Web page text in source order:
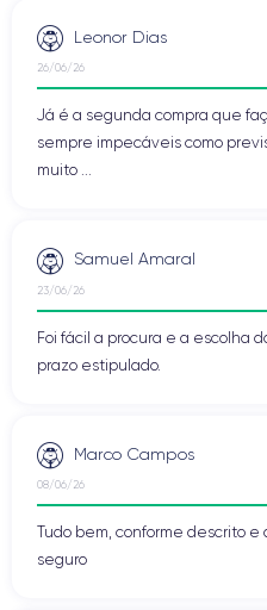
Leonor Dias
26/06/26
Já é a segunda compra que
sempre impecáveis como
muito ...
Samuel Amaral
23/06/26
Foi fácil a procura e a escolha
prazo estipulado.
Marco Campos
08/06/26
Tudo bem, conforme descrito
seguro